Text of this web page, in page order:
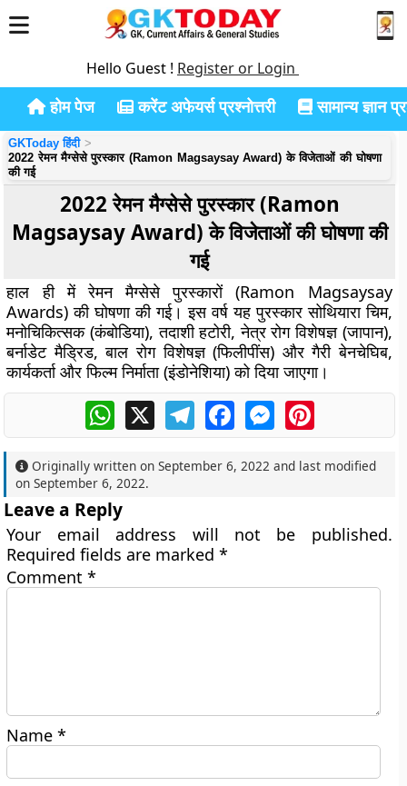
Hello Guest ! Register or Login
होम पेज करेंट अफेयर्स प्रश्नोत्तरी सामान्य ज्ञान
GKToday हिंदी
2022 रेमन मैग्सेसे पुरस्कार (Ramon Magsaysay Award) के विजेताओं की घोषणा
की गई
2022 रेमन मैग्सेसे पुरस्कार (Ramon
Magsaysay Award) के विजेताओं की घोषणा की
गई
हाल ही में रेमन मैग्सेसे पुरस्कारों (Ramon Magsaysay
Awards) की घोषणा की गई।इस वर्ष यह पुरस्कार सोथियारा चिम,
मनोचिकित्सक (कंबोडिया), तदाशी हटोरी, नेत्र रोग विशेषज्ञ (जापान),
बर्नाडेट मैड्रिड, बाल रोग विशेषज्ञ (फिलीपींस) और गैरी बेनचेघिब,
कार्यकर्ता और फिल्म निर्माता (इंडोनेशिया) को दिया जाएगा।
WhatsApp
X TelegramFacebookMessengerPinterest
Originally written onSeptember 6, 2022 and last modified
onSeptember 6, 2022.
Leave a Reply
Your email address will not be published.
Required fields are marked*
Comment*
Name*